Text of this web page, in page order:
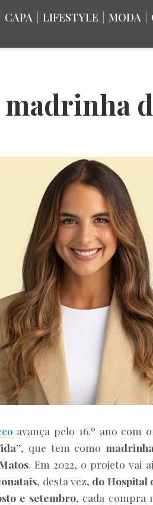
CAPA LIFESTYLE MODA
madrinha
avança pelo 16.º ano com
, que tem como madrinha
. Em 2022, o projeto vai
, desta vez, do Hospital
e setembro, cada compra